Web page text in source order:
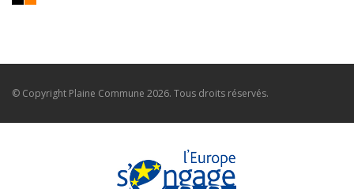
© Copyright Plaine Commune 2026. Tous droits réservés.